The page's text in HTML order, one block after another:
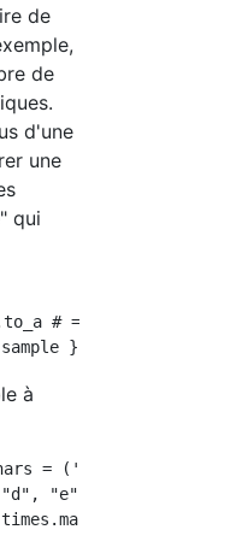
de
de
d'une
une
qui
# = *'a'..'z'Mais
à
= ('a'..'z').to_a
"d", "e", "f", "g",
chars.sample